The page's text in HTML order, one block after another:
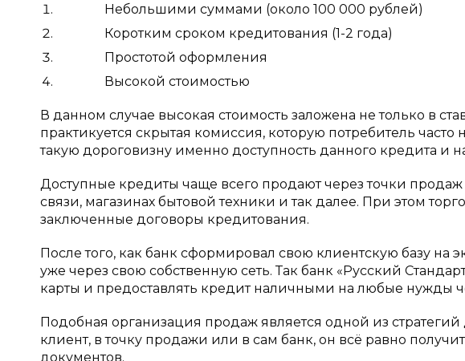
Небольшими суммами (около 100 000 рублей)
Коротким сроком кредитования (1-2 года)
Простотой оформления
Высокой стоимостью
В данном случае высокая стоимость заложена не только в
практикуется скрытая комиссия, которую потребитель
такую дороговизну именно доступность данного кредита и
Доступные кредиты чаще всего продают через точки продаж
связи, магазинах бытовой техники и так далее. При этом
заключенные договоры кредитования.
После того, как банк сформировал свою клиентскую базу на
уже через свою собственную сеть. Так банк «Русский
карты и предоставлять кредит наличными на любые нужды
Подобная организация продаж является одной из
клиент, в точку продажи или в сам банк, он всё равно
документов.